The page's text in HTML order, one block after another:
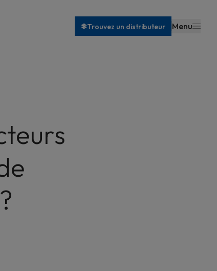
Trouvez un distributeur Menu